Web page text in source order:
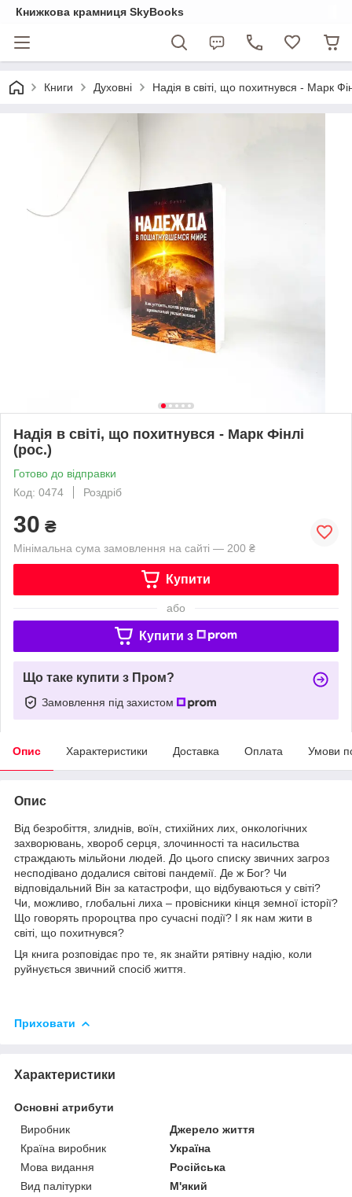
Книжкова крамниця SkyBooks
Книги Духовні Надія в світі, що похитнувся - Марк
Надія в світі, що похитнувся - Марк Фінлі
(рос.)
Готово до відправки
Код: 0474
Роздріб
30 ₴
Мінімальна сума замовлення на сайті — 200 ₴
Купити
або
Купити з
Що таке купити з Пром?
Замовлення під захистом
Опис Характеристики Доставка Оплата Умови
Опис
Від безробіття, злиднів, воїн, стихійних лих, онкологічних
захворювань, хвороб серця, злочинності та насильства
страждають мільйони людей. До цього списку звичних загроз
несподівано додалися світові пандемії. Де ж Бог? Чи
відповідальний Він за катастрофи, що відбуваються у світі?
Чи, можливо, глобальні лиха – провісники кінця земної історії?
Що говорять пророцтва про сучасні події? І як нам жити в
світі, що похитнувся?
Ця книга розповідає про те, як знайти рятівну надію, коли
руйнується звичний спосіб життя.
Приховати
Характеристики
Основні атрибути
Виробник
Джерело життя
Країна виробник
Україна
Мова видання
Російська
Вид палітурки
М'який